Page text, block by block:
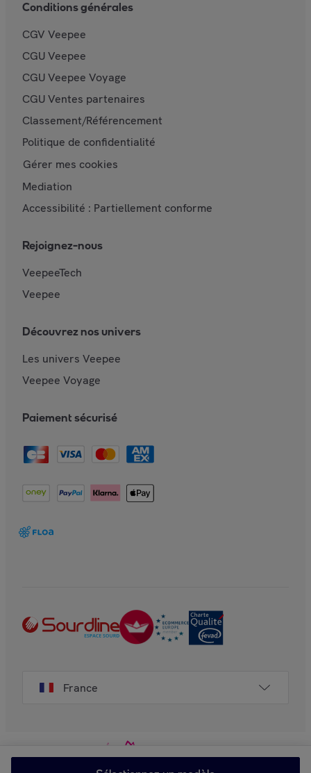
Conditions générales
CGV Veepee
CGU Veepee
CGU Veepee Voyage
CGU Ventes partenaires
Classement/Référencement
Politique de confidentialité
Gérer mes cookies
Mediation
Accessibilité : Partiellement conforme
Rejoignez-nous
VeepeeTech
Veepee
Découvrez nos univers
Les univers Veepee
Veepee Voyage
Paiement sécurisé
France